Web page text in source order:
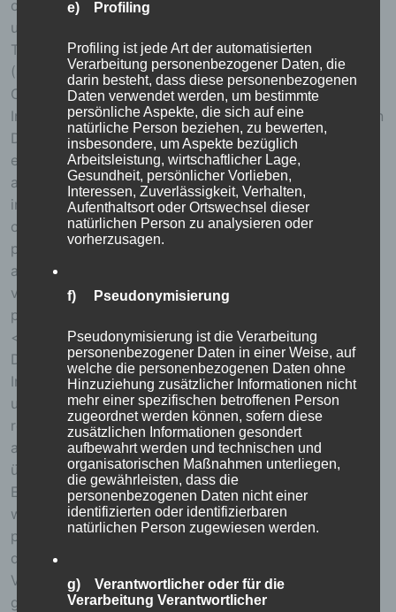
optimieren, (3) die dauerhafte Funktionsfähigkeit
unserer informationstechnologischen Systeme und der
Technik unserer Internetseite zu gewährleisten sowie
(4) um Strafverfolgungsbehörden im Falle eines
Cyberangriffes die zur Strafverfolgung notwendigen
Informationen bereitzustellen. Diese anonym erhobenen
Daten und Informationen werden durch uns daher
einerseits statistisch und ferner mit dem Ziel
ausgewertet, den Datenschutz und die Datensicherheit
in unserem Unternehmen zu erhöhen, um letztlich ein
optimales Schutzniveau für die von uns verarbeiteten
personenbezogenen Daten sicherzustellen. Die
anonymen Daten der Server-Logfiles werden getrennt
von allen durch eine betroffene Person angegebenen
personenbezogenen Daten gespeichert.
<h4>Registrierung auf unserer Internetseite</h4>
Die betroffene Person hat die Möglichkeit, sich auf der
Internetseite des für die Verarbeitung Verantwortlichen
unter Angabe von personenbezogenen Daten zu
registrieren. Welche personenbezogenen Daten dabei
an den für die Verarbeitung Verantwortlichen
übermittelt werden, ergibt sich aus der jeweiligen
Eingabemaske, die für die Registrierung verwendet
wird. Die von der betroffenen Person eingegebenen
personenbezogenen Daten werden ausschließlich für
die interne Verwendung bei dem für die Verarbeitung
Verantwortlichen und für eigene Zwecke erhoben und
gespeichert. Der für die Verarbeitung Verantwortliche
e) Profiling
Profiling ist jede Art der automatisierten
Verarbeitung personenbezogener Daten, die
darin besteht, dass diese personenbezogenen
Daten verwendet werden, um bestimmte
persönliche Aspekte, die sich auf eine
natürliche Person beziehen, zu bewerten,
insbesondere, um Aspekte bezüglich
Arbeitsleistung, wirtschaftlicher Lage,
Gesundheit, persönlicher Vorlieben,
Interessen, Zuverlässigkeit, Verhalten,
Aufenthaltsort oder Ortswechsel dieser
natürlichen Person zu analysieren oder
vorherzusagen.
f) Pseudonymisierung
Pseudonymisierung ist die Verarbeitung
personenbezogener Daten in einer Weise, auf
welche die personenbezogenen Daten ohne
Hinzuziehung zusätzlicher Informationen nicht
mehr einer spezifischen betroffenen Person
zugeordnet werden können, sofern diese
zusätzlichen Informationen gesondert
aufbewahrt werden und technischen und
organisatorischen Maßnahmen unterliegen,
die gewährleisten, dass die
personenbezogenen Daten nicht einer
identifizierten oder identifizierbaren
natürlichen Person zugewiesen werden.
g) Verantwortlicher oder für die
Verarbeitung Verantwortlicher